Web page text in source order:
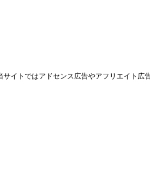
サイトではアドセンス広告やアフリエイト広